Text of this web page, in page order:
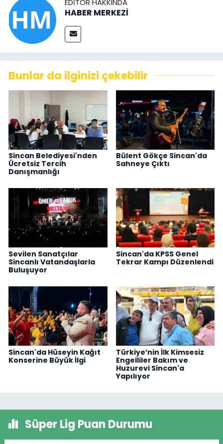
EDITÖR HAKKINDA
HABER MERKEZİ
Bunlar da ilginizi çekebilir
Sincan Belediyesi'nden
Ücretsiz Tercih
Danışmanlığı
Bülent Gökçe Sincan'da
Sahneye Çıktı
Sevilen Sanatçılar
Sincanlı Vatandaşlarla
Buluşuyor
Sincan'da KPSS Genel
Tekrar Kampı Düzenlendi
Sincan'da Hüseyin Kağıt
Konserine Büyük İlgi
Türkiye’nin İlk Kimsesiz
Engelliler Bakım ve
Huzurevi Sincan'a
Yapılıyor
Süper Lig Puan Durumu